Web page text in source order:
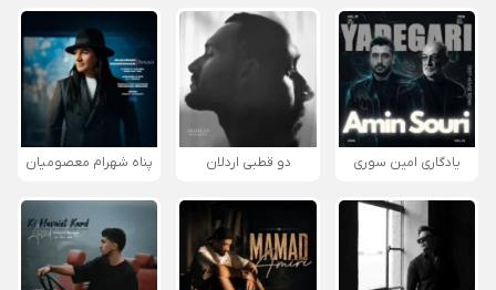
یادگاری امین سوری دو قطبی اردلان پناه شهرام معصومیان